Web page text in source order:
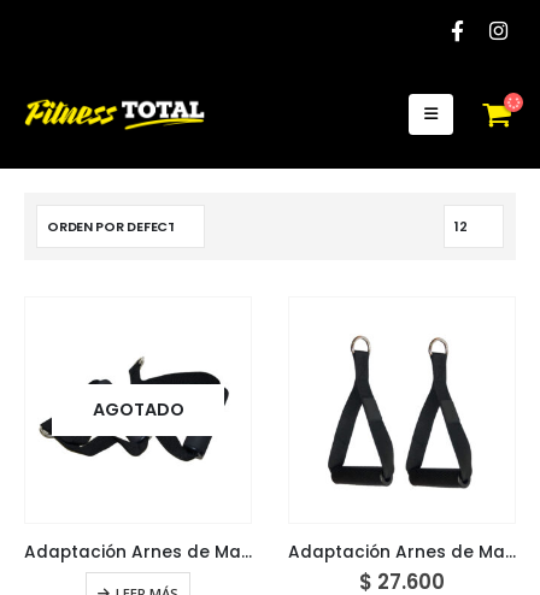
AGOTADO
Adaptación Arnes de Mano – Maniguetas Adaptación Arnes de Mano – Maniguetas Semi profesional
$ 27.600